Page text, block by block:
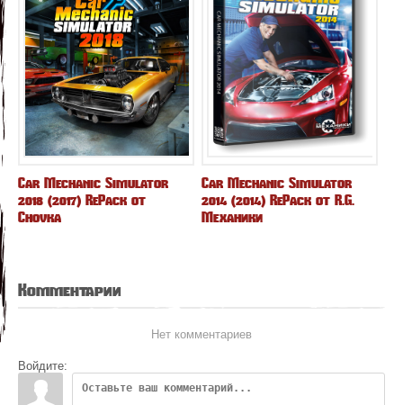
Car Mechanic Simulator
2018 (2017) RePack от
Chovka
Car Mechanic Simulator
2014 (2014) RePack от R.G.
Механики
Комментарии
Нет комментариев
Войдите: